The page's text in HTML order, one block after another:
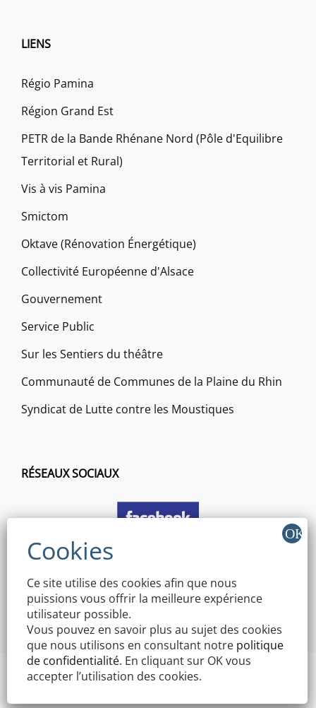
LIENS
Régio Pamina
Région Grand Est
PETR de la Bande Rhénane Nord (Pôle d'Equilibre
Territorial et Rural)
Vis à vis Pamina
Smictom
Oktave (Rénovation Énergétique)
Collectivité Européenne d'Alsace
Gouvernement
Service Public
Sur les Sentiers du théâtre
Communauté de Communes de la Plaine du Rhin
Syndicat de Lutte contre les Moustiques
RÉSEAUX SOCIAUX
Copyright © 2026 Mairie Mothern | Signify By
Ce site utilise des cookies afin que nous
puissions vous offrir la meilleure expérience
utilisateur possible.
Vous pouvez en savoir plus au sujet des cookies
que nous utilisons en consultant notre politique
de confidentialité. En cliquant sur OK vous
accepter l’utilisation des cookies.